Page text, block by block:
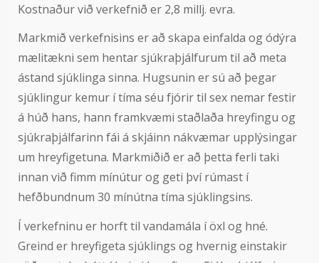
Kostnaður við verkefnið er 2,8 millj. evra.
Markmið verkefnisins er að skapa einfalda og ódýra
mælitækni sem hentar sjúkraþjálfurum til að meta
ástand sjúklinga sinna. Hugsunin er sú að þegar
sjúklingur kemur í tíma séu fjórir til sex nemar festir
á húð hans, hann framkvæmi staðlaða hreyfingu og
sjúkraþjálfarinn fái á skjáinn nákvæmar upplýsingar
um hreyfigetuna. Markmiðið er að þetta ferli taki
innan við fimm mínútur og geti því rúmast í
hefðbundnum 30 mínútna tíma sjúklingsins.
Í verkefninu er horft til vandamála í öxl og hné.
Greind er hreyfigeta sjúklings og hvernig einstakir